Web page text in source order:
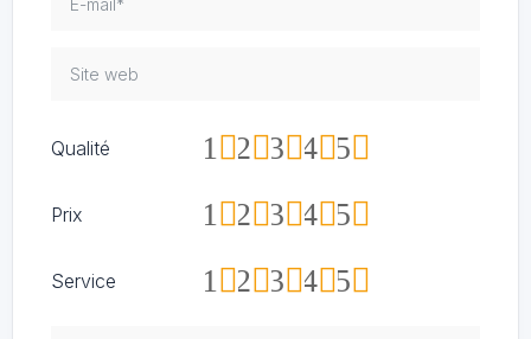
Qualité 5
4
3
2
1
Prix 5
4
3
2
1
Service 5
4
3
2
1